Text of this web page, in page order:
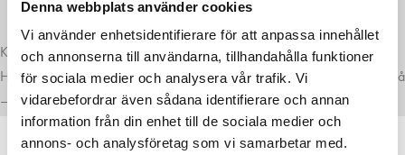
Denna webbplats använder cookies
Vi använder enhetsidentifierare för att anpassa innehållet
och annonserna till användarna, tillhandahålla funktioner
för sociala medier och analysera vår trafik. Vi
vidarebefordrar även sådana identifierare och annan
information från din enhet till de sociala medier och
annons- och analysföretag som vi samarbetar med.
Komplettera med rätt tillval
Här har vi samlat produkter som ofta passar bra ihop med det du tittar på
– för en mer komplett lösning.